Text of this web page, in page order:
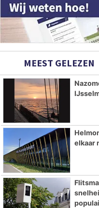
MEEST GELEZEN
elkaar